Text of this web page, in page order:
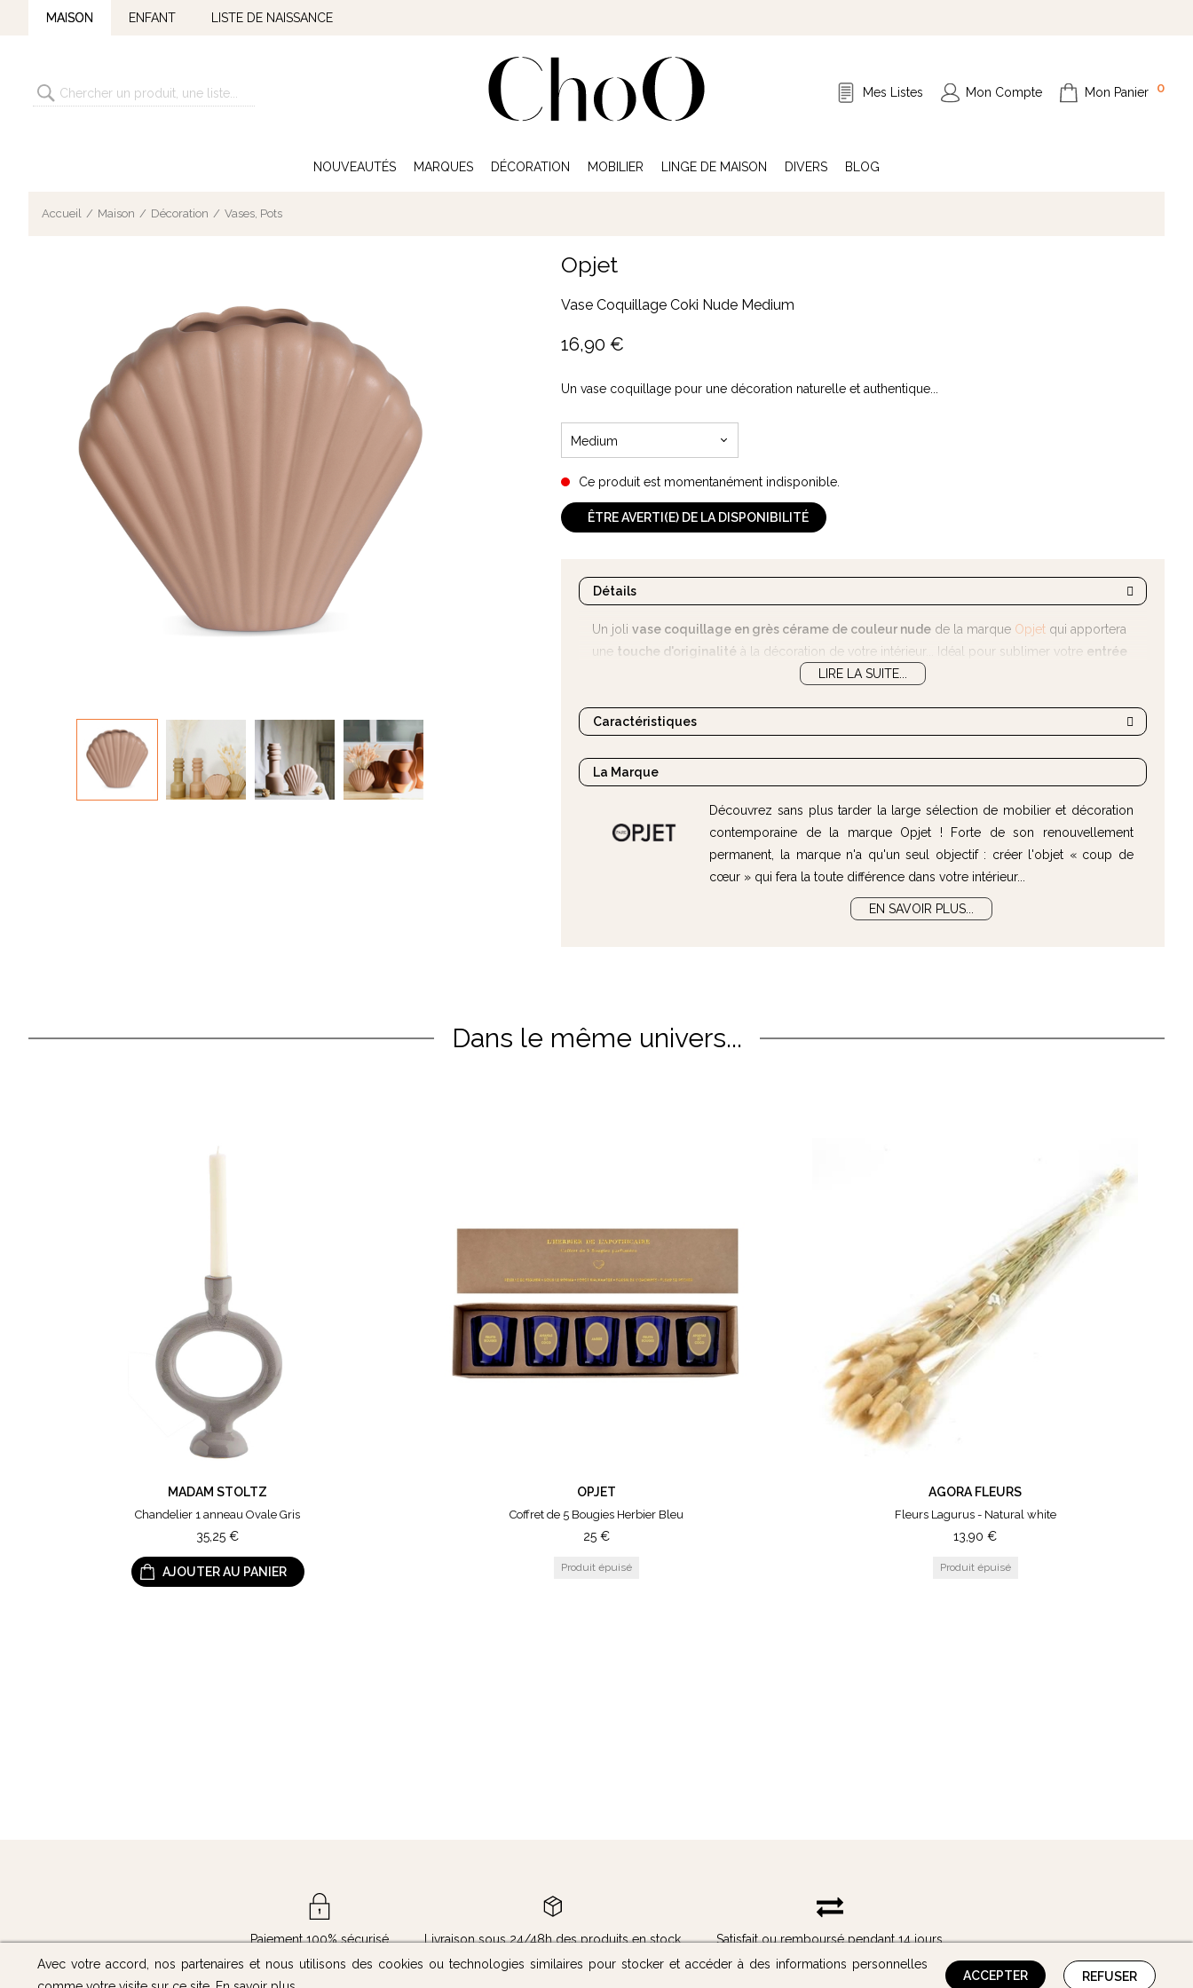
MAISON ENFANT LISTE DE NAISSANCE
Mes Listes Mon Compte Mon Panier 0
NOUVEAUTÉS MARQUES DÉCORATION MOBILIER LINGE DE MAISON DIVERS BLOG
Accueil Maison Décoration Vases, Pots
Opjet
Vase Coquillage Coki Nude Medium
16,90 €
Un vase coquillage pour une décoration naturelle et authentique...
Medium
Ce produit est momentanément indisponible.
ÊTRE AVERTI(E) DE LA DISPONIBILITÉ
Détails
Un joli vase coquillage en grès cérame de couleur nude de la marque Opjet qui apportera
une touche d'originalité à la décoration de votre intérieur... Idéal pour sublimer votre entrée
LIRE LA SUITE...
Caractéristiques
La Marque
Découvrez sans plus tarder la large sélection de mobilier et décoration
contemporaine de la marque Opjet ! Forte de son renouvellement
permanent, la marque n'a qu'un seul objectif : créer l'objet « coup de
cœur » qui fera la toute différence dans votre intérieur...
EN SAVOIR PLUS...
Dans le même univers...
MADAM STOLTZ
Chandelier 1 anneau Ovale Gris
35,25 €
AJOUTER AU PANIER
OPJET
Coffret de 5 Bougies Herbier Bleu
25 €
AGORA FLEURS
Fleurs Lagurus - Natural white
13,90 €
Paiement 100% sécurisé Livraison sous 24/48h des produits en stock
Satisfait ou remboursé pendant 14 jours
Avec votre accord, nos partenaires et nous utilisons des cookies ou technologies similaires pour stocker et accéder à des informations personnelles
ACCEPTER REFUSER